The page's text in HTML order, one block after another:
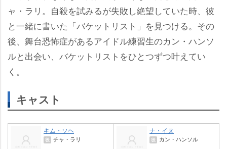
ャ・ラリ。自殺を試みるが失敗し絶望していた時、彼
と一緒に書いた「バケットリスト」を見つける。その
後、舞台恐怖症があるアイドル練習生のカン・ハンソ
ルと出会い、バケットリストをひとつずつ叶えてい
く。
キャスト
キム・ソヘ
役 チャ・ラリ
ナ・イヌ
役 カン・ハンソル